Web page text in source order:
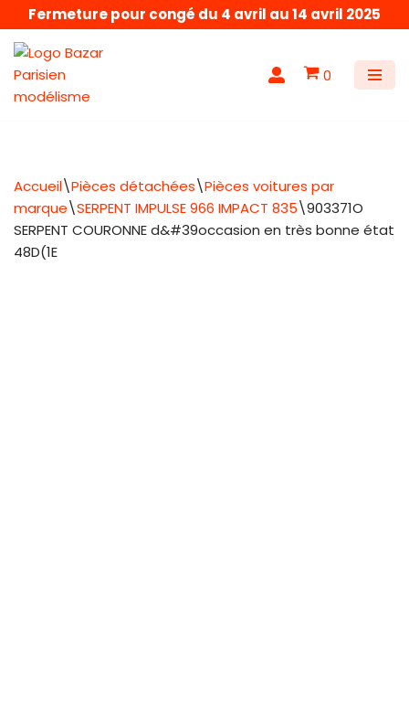
Aller
au
contenu
Fermeture pour congé du 4 avril au 14 avril 2025
0
Accueil\Pièces détachées\Pièces voitures par
marque\SERPENT IMPULSE 966 IMPACT 835\903371O
SERPENT COURONNE d&#39occasion en très bonne état
48D(1E